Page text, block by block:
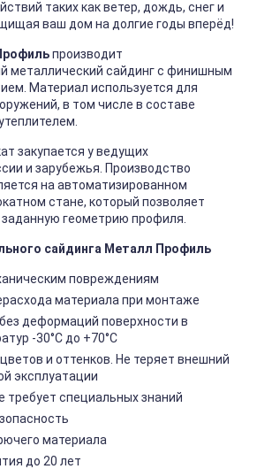
таких как ветер, дождь, снег и
ваш дом на долгие годы вперёд!
производит
металлический сайдинг с финишным
Материал используется для
в том числе в составе
закупается у ведущих
и зарубежья. Производство
на автоматизированном
стане, который позволяет
геометрию профиля.
сайдинга Металл Профиль
повреждениям
материала при монтаже
деформаций поверхности в
-30°C до +70°C
и оттенков. Не теряет внешний
эксплуатации
требует специальных знаний
материала
до 20 лет